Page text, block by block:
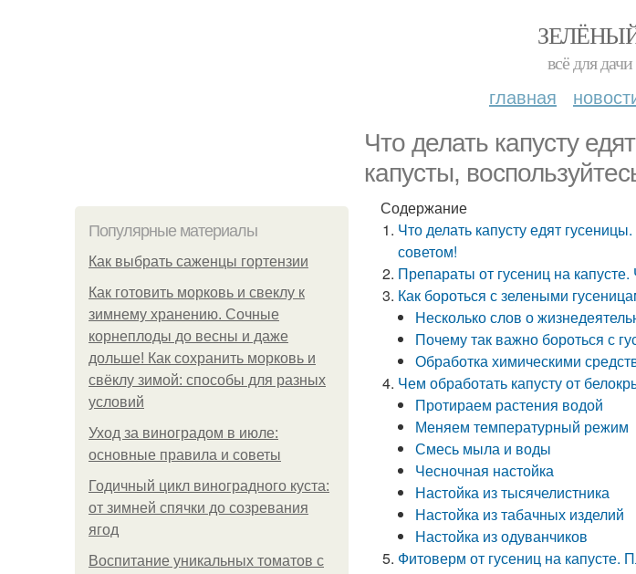
всё для
главная
Что делать капусту
капусты,
Популярные материалы
Как выбрать саженцы гортензии
Как готовить морковь и свеклу к
зимнему хранению. Сочные
корнеплоды до весны и даже
дольше! Как сохранить морковь и
свёклу зимой: способы для разных
условий
Уход за виноградом в июле:
основные правила и советы
Годичный цикл виноградного куста:
от зимней спячки до созревания
ягод
Воспитание уникальных томатов с
Содержание
Что делать капусту едят
советом!
Препараты от гусениц на
Как бороться с зелеными
Несколько слов о
Почему так важно бороться с
Обработка химическими
Чем обработать капусту от
Протираем растения водой
Меняем температурный режим
Смесь мыла и воды
Чесночная настойка
Настойка из тысячелистника
Настойка из табачных изделий
Настойка из одуванчиков
Фитоверм от гусениц на